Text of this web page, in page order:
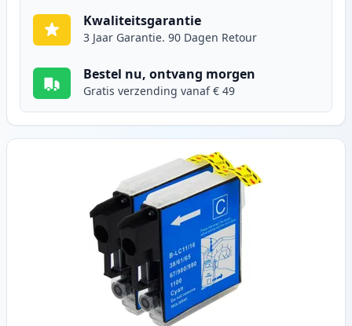
Kwaliteitsgarantie
3 Jaar Garantie. 90 Dagen Retour
Bestel nu, ontvang morgen
Gratis verzending vanaf € 49